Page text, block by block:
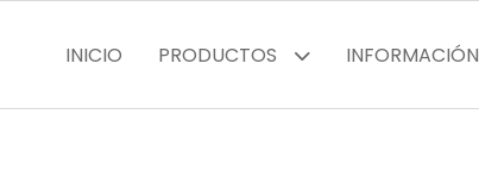
INICIO PRODUCTOS INFORMACIÓN